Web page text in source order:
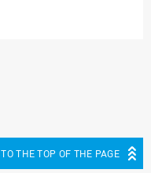
TO THE TOP OF THE PAGE